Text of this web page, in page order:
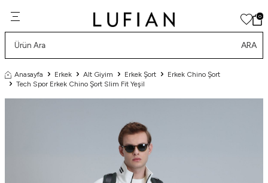
0
ARA
Anasayfa Erkek Alt Giyim Erkek Şort
Erkek Chino Şort
Tech Spor Erkek Chino Şort Slim Fit Yeşil